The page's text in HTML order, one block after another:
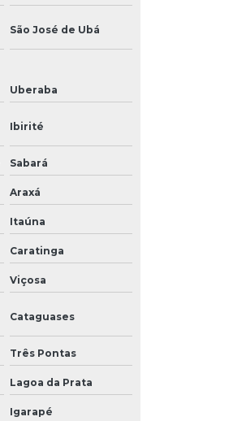
São José de Ubá
Uberaba
Ibirité
Sabará
Araxá
Itaúna
Caratinga
Viçosa
Cataguases
Três Pontas
Lagoa da Prata
Igarapé